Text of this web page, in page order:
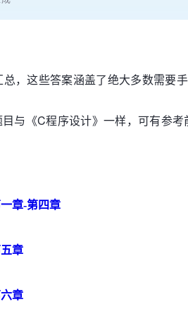
，这些答案涵盖了绝大多数需要手
与《C程序设计》一样，可有参考
章-第四章
章
章